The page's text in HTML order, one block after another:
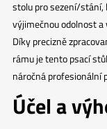
stolu pro sezení/stání,
výjimečnou odolnost
Díky precizně
rámu je tento psací
náročná profesionální
Účel a